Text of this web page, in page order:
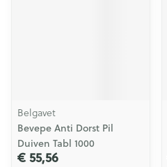
Belgavet
Bevepe Anti Dorst Pil
Duiven Tabl 1000
€ 55,56